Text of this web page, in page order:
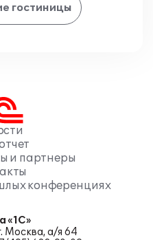
гостиницы
и партнеры
конференциях
«1С»
Москва, а/я 64